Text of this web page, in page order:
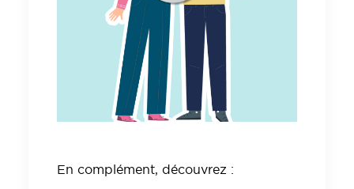
En complément, découvrez :